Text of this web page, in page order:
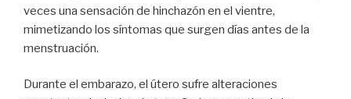
veces una sensación de hinchazón en el vientre,
mimetizando los síntomas que surgen días antes de la
menstruación.
Durante el embarazo, el útero sufre alteraciones